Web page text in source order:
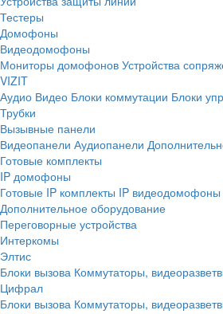
Тестеры
Домофоны
Видеодомофоны
Мониторы домофонов Устройства
VIZIT
Аудио Видео Блоки коммутации Блоки
Трубки
Вызывные панели
Видеопанели Аудиопанели
Готовые комплекты
IP домофоны
Готовые IP комплекты IP видеодомофоны
Дополнительное оборудование
Переговорные устройства
Интеркомы
Элтис
Блоки вызова Коммутаторы,
Цифрал
Блоки вызова Коммутаторы,